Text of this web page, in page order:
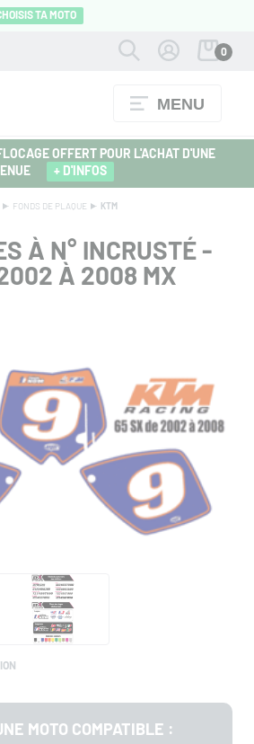
TA MOTO
0
MENU
OFFERT POUR L'ACHAT D'UNE
+ D'INFOS
FONDS DE PLAQUE KTM
À N° INCRUSTÉ -
À 2008 MX
MOTO COMPATIBLE :